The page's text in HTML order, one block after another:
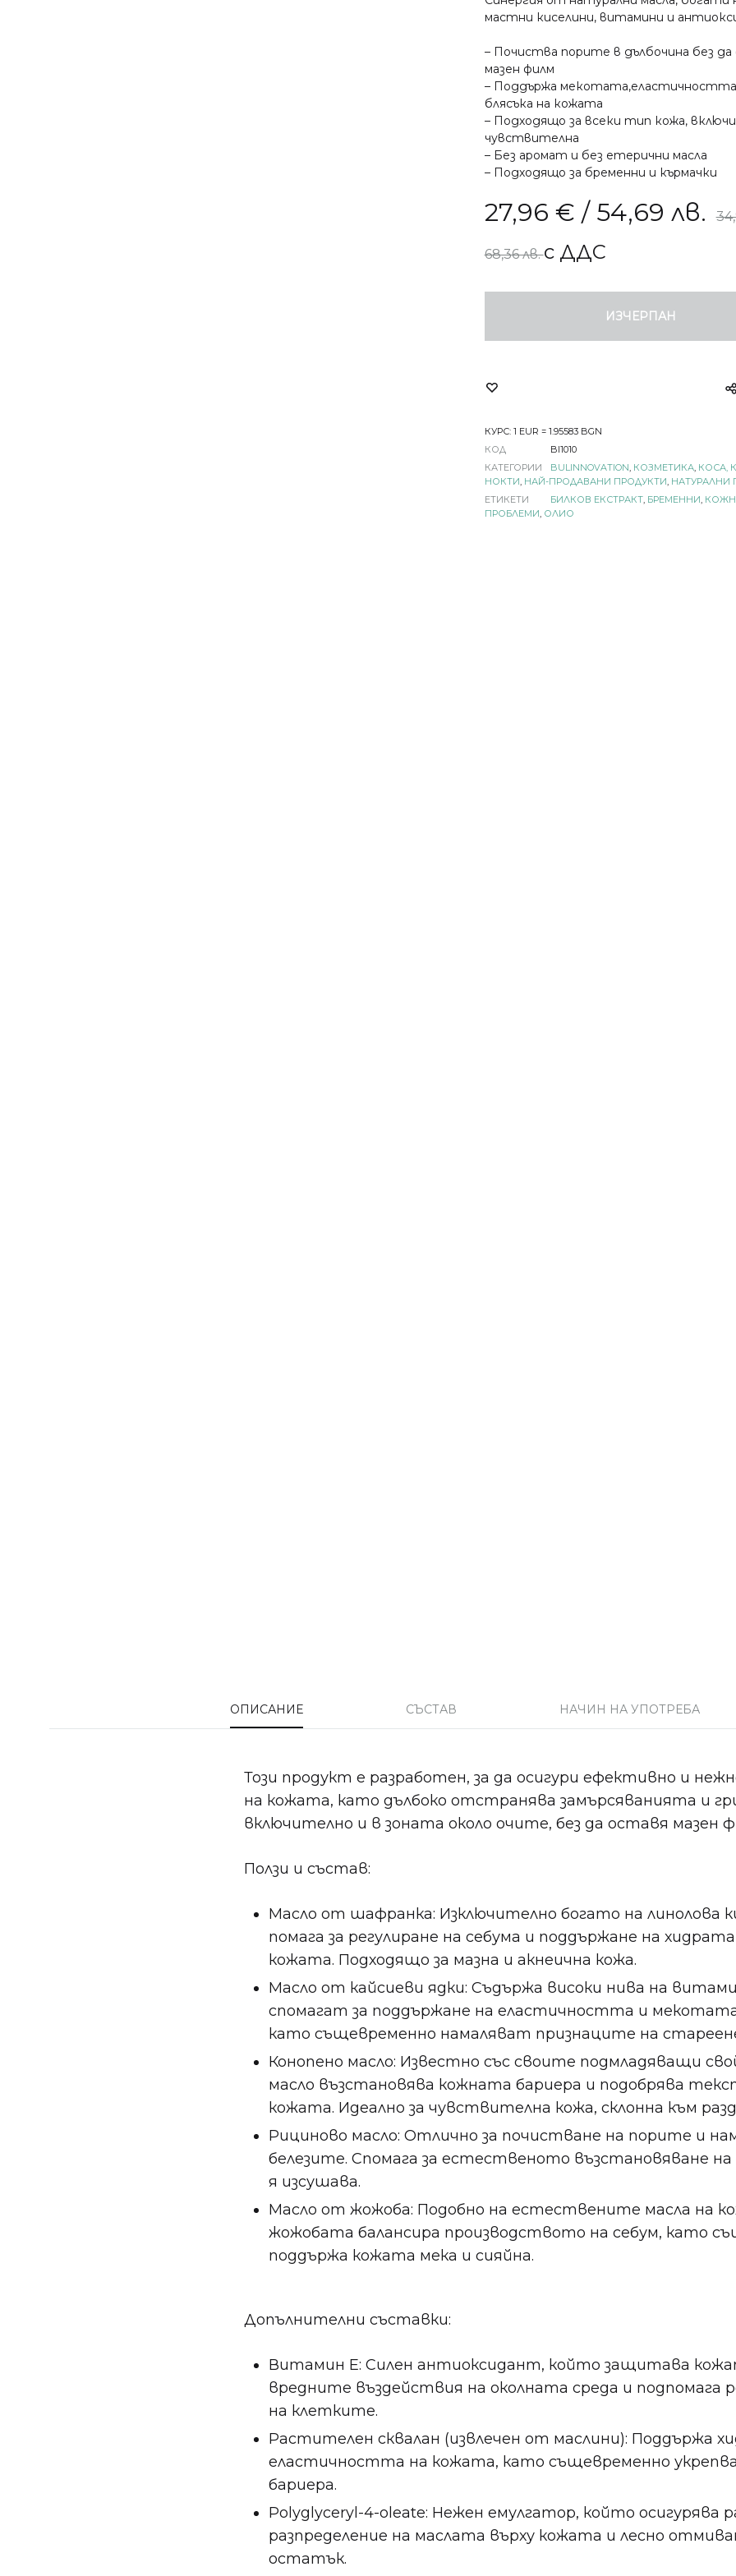
УМОРА И ОТПАДНАЛОСТ
КОЗМЕТИКА
мастни киселини, витамини и
– Почиства порите в дълбочина без да
мазен филм
– Поддържа
блясъка на кожата
– Подходящо за всеки тип кожа,
чувствителна
– Без аромат и без етерични масла
– Подходящо за бременни и кърмачки
27,96 € / 54,69 лв.
68,36 лв.с ДДС
ИЗЧЕРПАН
КУРС: 1 EUR = 1.95583 BGN
КОД
BI1010
КАТЕГОРИИ
BULINNOVATION, КОЗМЕТИКА, КОСА,
НОКТИ, НАЙ-ПРОДАВАНИ ПРОДУКТИ, НАТУРАЛНИ
ЕТИКЕТИ
БИЛКОВ ЕКСТРАКТ, БРЕМЕННИ,
ПРОБЛЕМИ, ОЛИО
ОПИСАНИЕ СЪСТАВ НАЧИН НА УПОТРЕБА
Този продукт е разработен, за да осигури ефективно и
на кожата, като дълбоко отстранява замърсяванията и
включително и в зоната около очите, без да оставя мазен
Ползи и състав:
Масло от шафранка: Изключително богато на линолова
помага за регулиране на себума и поддържане на
кожата. Подходящо за мазна и акнеична кожа.
Масло от кайсиеви ядки: Съдържа високи нива на
спомагат за поддържане на еластичността и
като същевременно намаляват признаците на
Конопено масло: Известно със своите подмладяващи
масло възстановява кожната бариера и подобрява
кожата. Идеално за чувствителна кожа, склонна към
Рициново масло: Отлично за почистване на порите и
белезите. Спомага за естественото възстановяване на
я изсушава.
Масло от жожоба: Подобно на естествените масла на
жожобата балансира производството на себум, като
поддържа кожата мека и сияйна.
Допълнителни съставки:
Витамин Е: Силен антиоксидант, който защитава
вредните въздействия на околната среда и подпомага
на клетките.
Растителен сквалан (извлечен от маслини): Поддържа
еластичността на кожата, като същевременно
бариера.
Polyglyceryl-4-oleate: Нежен емулгатор, който осигурява
разпределение на маслата върху кожата и лесно
остатък.